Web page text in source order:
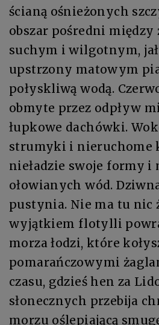
ścianą ośnieżonych
obszar pośredni między
suchym i wilgotnym,
upstrzony matowym
połyskliwą wodą.
obmyte przez odpływ
łupkowe dachówki.
strumyki i nieruchome
nieładzie swoje formy i
ołowianych wód.
pustynia. Nie ma tu nic
wyjątkiem flotylli
morza łodzi, które
pomarańczowymi
czasu, gdzieś hen za
słonecznych przebija
morzu oślepiającą